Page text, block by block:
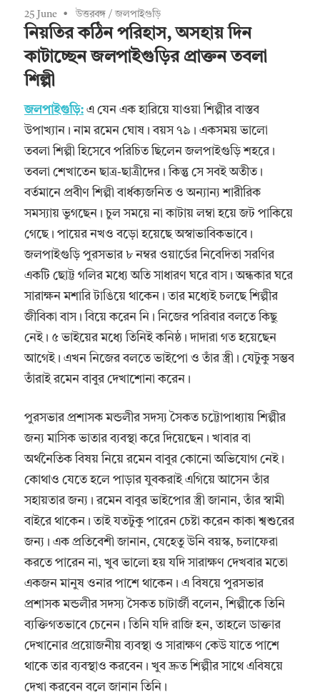
25 June উত্তরবঙ্গ /জলপাইগুড়ি
নিয়তির কঠিন পরিহাস, অসহায় দিন
কাটাচ্ছেন জলপাইগুড়ির প্রাক্তন তবলা
শিল্পী
জলপাইগুড়ি: এ যেন এক হারিয়ে যাওয়া শিল্পীর বাস্তব
উপাখ্যান। নাম রমেন ঘোষ। বয়স ৭৯। একসময় ভালো
তবলা শিল্পী হিসেবে পরিচিত ছিলেন জলপাইগুড়ি শহরে।
তবলা শেখাতেন ছাত্র-ছাত্রীদের। কিন্তু সে সবই অতীত।
বর্তমানে প্রবীণ শিল্পী বার্ধক্যজনিত ও অন্যান্য শারীরিক
সমস্যায় ভুগছেন। চুল সময়ে না কাটায় লম্বা হয়ে জট পাকিয়ে
গেছে। পায়ের নখও বড়ো হয়েছে অস্বাভাবিকভাবে।
জলপাইগুড়ি পুরসভার ৮ নম্বর ওয়ার্ডের নিবেদিতা সরণির
একটি ছোট্ট গলির মধ্যে অতি সাধারণ ঘরে বাস। অন্ধকার ঘরে
সারাক্ষন মশারি টাঙিয়ে থাকেন। তার মধ্যেই চলছে শিল্পীর
জীবিকা বাস। বিয়ে করেন নি। নিজের পরিবার বলতে কিছু
নেই। ৫ ভাইয়ের মধ্যে তিনিই কনিষ্ঠ। দাদারা গত হয়েছেন
আগেই। এখন নিজের বলতে ভাইপো ও তাঁর স্ত্রী। যেটুকু সম্ভব
তাঁরাই রমেন বাবুর দেখাশোনা করেন।
পুরসভার প্রশাসক মন্ডলীর সদস্য সৈকত চট্টোপাধ্যায় শিল্পীর
জন্য মাসিক ভাতার ব্যবস্থা করে দিয়েছেন। খাবার বা
অর্থনৈতিক বিষয় নিয়ে রমেন বাবুর কোনো অভিযোগ নেই।
কোথাও যেতে হলে পাড়ার যুবকরাই এগিয়ে আসেন তাঁর
সহায়তার জন্য। রমেন বাবুর ভাইপোর স্ত্রী জানান, তাঁর স্বামী
বাইরে থাকেন। তাই যতটুকু পারেন চেষ্টা করেন কাকা শ্বশুরের
জন্য। এক প্রতিবেশী জানান, যেহেতু উনি বয়স্ক, চলাফেরা
করতে পারেন না, খুব ভালো হয় যদি সারাক্ষণ দেখবার মতো
একজন মানুষ ওনার পাশে থাকেন। এ বিষয়ে পুরসভার
প্রশাসক মন্ডলীর সদস্য সৈকত চাটার্জী বলেন, শিল্পীকে তিনি
ব্যক্তিগতভাবে চেনেন। তিনি যদি রাজি হন, তাহলে ডাক্তার
দেখানোর প্রয়োজনীয় ব্যবস্থা ও সারাক্ষণ কেউ যাতে পাশে
থাকে তার ব্যবস্থাও করবেন। খুব দ্রুত শিল্পীর সাথে এবিষয়ে
দেখা করবেন বলে জানান তিনি।